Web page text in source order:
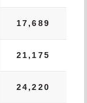
17,689
21,175
24,220